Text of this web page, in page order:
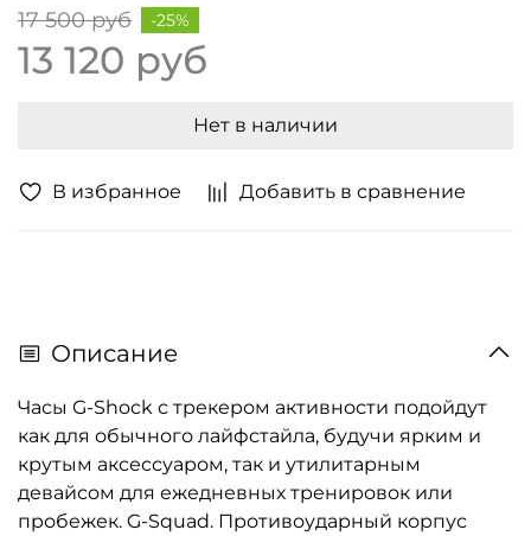
В избранное Добавить в сравнение
17 500 руб
13 120 руб
-25%
Нет в наличии
Описание
Часы G-Shock с трекером активности подойдут
как для обычного лайфстайла, будучи ярким и
крутым аксессуаром, так и утилитарным
девайсом для ежедневных тренировок или
пробежек. G-Squad. Противоударный корпус